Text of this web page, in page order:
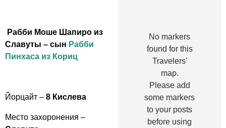
Рабби Моше Шапиро из
Славуты – сын Рабби
Пинхаса из Кориц
Йорцайт – 8 Кислева
Место захоронения –
No markers
found for this
Travelers'
map.
Please add
some markers
to your posts
before using